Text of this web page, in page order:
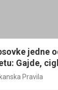
jedne
Gajde,
Pravila